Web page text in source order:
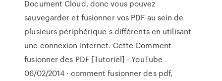
Document Cloud, donc vous pouvez
sauvegarder et fusionner vos PDF au sein de
plusieurs périphérique s différents en utilisant
une connexion Internet. Cette Comment
fusionner des PDF [Tutoriel] - YouTube
06/02/2014 · comment fusionner des pdf,